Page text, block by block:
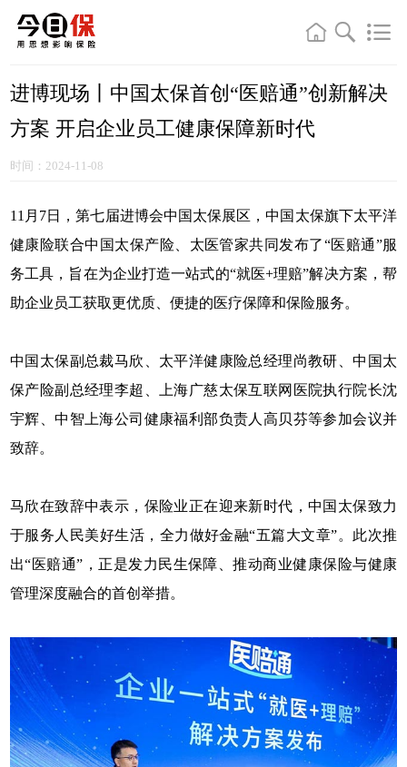
进博现场丨中国太保首创“医赔通”创新解决
方案 开启企业员工健康保障新时代
时间：2024-11-08
11月7日，第七届进博会中国太保展区，中国太保旗下太平洋
健康险联合中国太保产险、太医管家共同发布了“医赔通”服
务工具，旨在为企业打造一站式的“就医+理赔”解决方案，帮
助企业员工获取更优质、便捷的医疗保障和保险服务。
中国太保副总裁马欣、太平洋健康险总经理尚教研、中国太
保产险副总经理李超、上海广慈太保互联网医院执行院长沈
宇辉、中智上海公司健康福利部负责人高贝芬等参加会议并
致辞。
马欣在致辞中表示，保险业正在迎来新时代，中国太保致力
于服务人民美好生活，全力做好金融“五篇大文章”。此次推
出“医赔通”，正是发力民生保障、推动商业健康保险与健康
管理深度融合的首创举措。